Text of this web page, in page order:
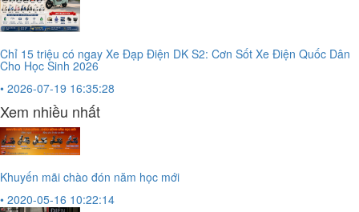
Chỉ 15 triệu có ngay Xe Đạp Điện DK S2: Cơn Sốt Xe Điện Quốc Dân
Cho Học Sinh 2026
• 2026-07-19 16:35:28
Xem nhiều nhất
Khuyến mãi chào đón năm học mới
• 2020-05-16 10:22:14